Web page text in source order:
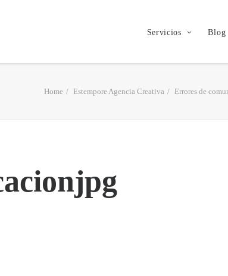
Servicios Blog
Home Estempore Agencia Creativa Errores de